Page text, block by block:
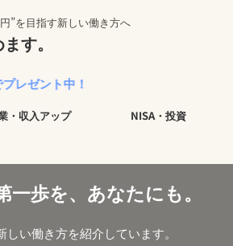
”を目指す新しい働き方へ
す。
！
・収入アップ NISA・投資
一歩を、あなたにも。
い働き方を紹介しています。